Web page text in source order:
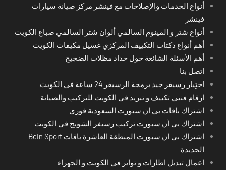
أنواع الخدمات والإصلاحات مع فينشر مركز صيانة سيارات
فينشر
أنواع شتر و المينوم السالمي ألوان شتر السالمي صباغ الكويت
أهم أنواع دكتات التكييف المركزي غسيل مكيفات الكويت
أهم الأسئلة الشائعة حول حداد مظلات الضجيج
اتصل بنا
اختِيار رسيفر جيد برمجة الرسيفر 24 ساعة في الكويت
ارقام فنيي تكييف و تبريد في الكويت للتركيب والصيانة
اشتراك باقات بي ان سبورت السعودية فوري
اشتراك بي أن سبورت تركيب رسيفر الشويخ في الكويت
اشتراك بي ان سبورت المنطقة العاشرة باقات Bein Sport
الجديدة
اعمال تبديل اطارات و تواير في الكويت و الجهراء